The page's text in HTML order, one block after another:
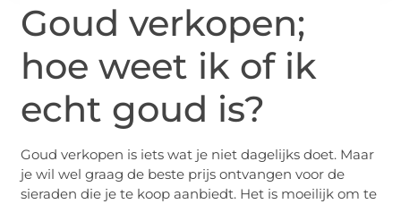
Goud verkopen;
hoe weet ik of ik
echt goud is?
Goud verkopen is iets wat je niet dagelijks doet. Maar
je wil wel graag de beste prijs ontvangen voor de
sieraden die je te koop aanbiedt. Het is moeilijk om te